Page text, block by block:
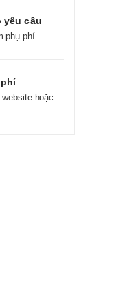
yêu cầu
phụ phí
hoặc